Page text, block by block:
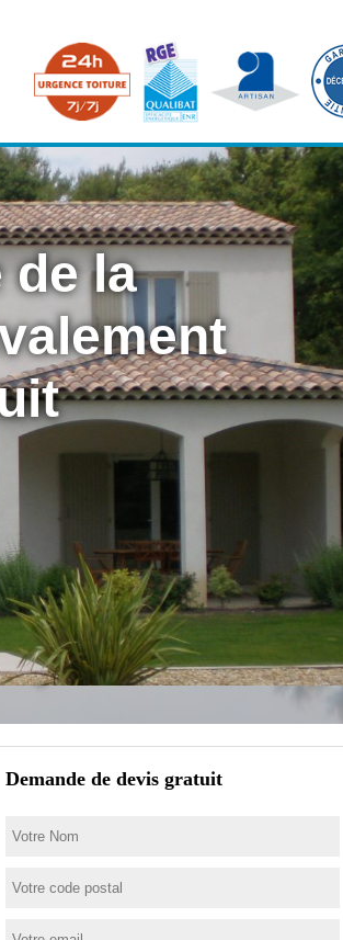
la
Demande de devis gratuit